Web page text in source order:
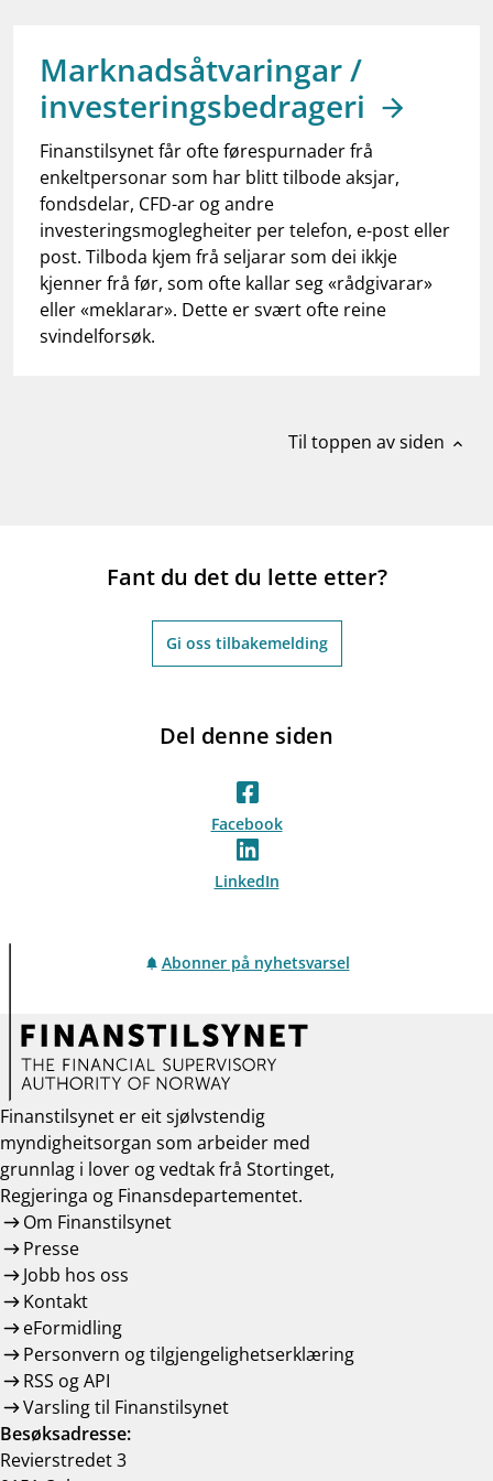
dashboardInformasjon for investorer
notifications_noneAbonner på nyhetsvarsel
Marknadsåtvaringar /
investeringsbedrageri
Finanstilsynet får ofte førespurnader frå
enkeltpersonar som har blitt tilbode aksjar,
fondsdelar, CFD-ar og andre
investeringsmoglegheiter per telefon, e-post eller
post. Tilboda kjem frå seljarar som dei ikkje
kjenner frå før, som ofte kallar seg «rådgivarar»
eller «meklarar». Dette er svært ofte reine
svindelforsøk.
Til toppen av siden expand_less
Fant du det du lette etter?
Gi oss tilbakemelding
Del denne siden
Facebook
LinkedIn
Abonner på nyhetsvarsel
Finanstilsynet er eit sjølvstendig
myndigheitsorgan som arbeider med
grunnlag i lover og vedtak frå Stortinget,
Regjeringa og Finansdepartementet.
Om Finanstilsynet
Presse
Jobb hos oss
Kontakt
eFormidling
Personvern og tilgjengelighetserklæring
RSS og API
Varsling til Finanstilsynet
Besøksadresse:
Revierstredet 3